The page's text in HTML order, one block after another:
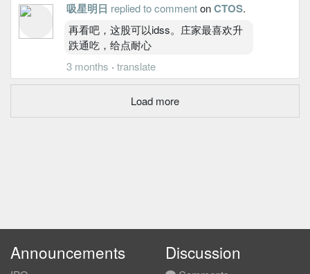
吸星明日 replied to commentonCTOS.
再看吧，这股可以idss。庄家最喜欢升
跌通吃，给点耐心
3 months · translate
Load more
Announcements Discussion